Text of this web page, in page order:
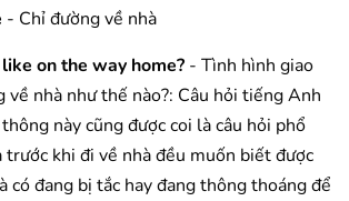
- Chỉ đường về nhà
on the way home? - Tình hình giao
nhà như thế nào?: Câu hỏi tiếng Anh
này cũng được coi là câu hỏi phổ
trước khi đi về nhà đều muốn biết được
có đang bị tắc hay đang thông thoáng để